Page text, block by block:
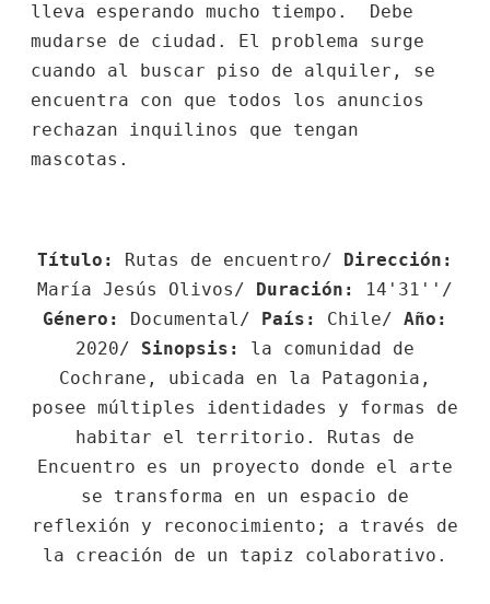
lleva esperando mucho tiempo. Debe
mudarse de ciudad. El problema surge
cuando al buscar piso de alquiler, se
encuentra con que todos los anuncios
rechazan inquilinos que tengan
mascotas.
Título: Rutas de encuentro/
Dirección:
María Jesús Olivos/
Duración:
14'31''/
Género:
Documental/ País: Chile/ Año:
2020/ Sinopsis:
la comunidad de
Cochrane, ubicada en la Patagonia,
posee múltiples identidades y formas de
habitar el territorio. Rutas de
Encuentro es un proyecto donde el arte
se transforma en un espacio de
reflexión y reconocimiento; a través de
la creación de un tapiz colaborativo.